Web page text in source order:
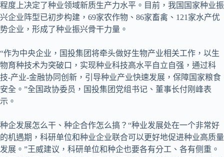
程度上决定了种业领域新质生产力水平。目前，我国国家种业振
兴企业阵型已初步构建，69家农作物、86家畜禽、121家水产优
势企业，形成了种业振兴骨干力量。
“作为中央企业，国投集团将牵头做好生物产业相关工作，以生
物育种技术为突破口，实现种业科技高水平自立自强，通过科
技-产业-金融协同创新，引导种业产业快速发展，保障国家粮食
安全。”全国政协委员，国投集团党组书记、董事长付刚峰表
示。
种企发展怎么干、种企合作怎么搞？“种业发展处在一个非常好
的机遇期，科研单位和种业企业联合可以更好地促进种业高质量
发展。”王威建议，科研单位和种企也要各有分工、各有侧重。